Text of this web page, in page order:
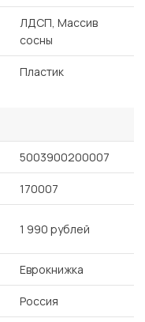
ЛДСП, Массив
сосны
Пластик
5003900200007
170007
1 990 рублей
Еврокнижка
Россия